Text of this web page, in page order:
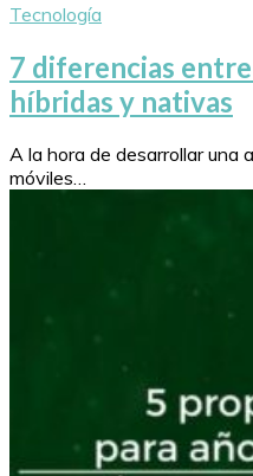
Tecnología
7 diferencias
híbridas y nativas
A la hora de desarrollar una
móviles…